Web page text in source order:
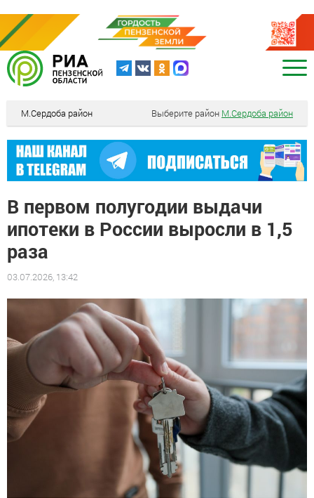
М.Сердоба район Выберите район М.Сердоба район
В первом полугодии выдачи
ипотеки в России выросли в 1,5
раза
03.07.2026, 13:42